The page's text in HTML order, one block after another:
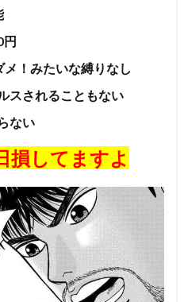
円
！みたいな縛りなし
スされることもない
ない
損してますよ